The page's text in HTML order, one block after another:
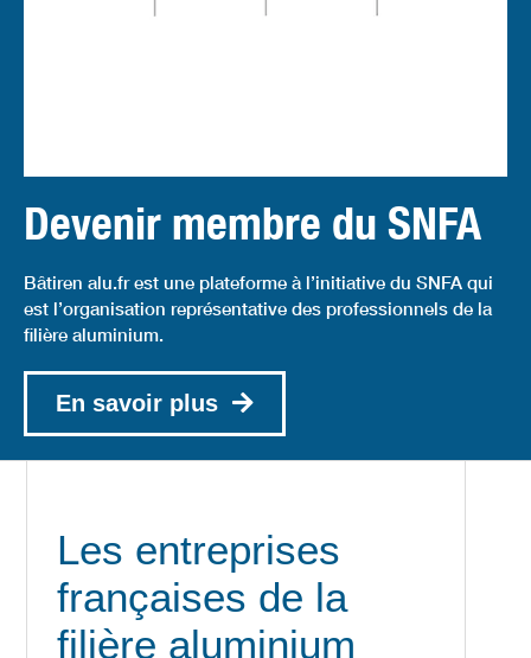
Devenir membre du SNFA
Bâtiren alu.fr est une plateforme à l’initiative du SNFA qui
est l’organisation représentative des professionnels de la
filière aluminium.
En savoir plus
Les entreprises
françaises de la
filière aluminium